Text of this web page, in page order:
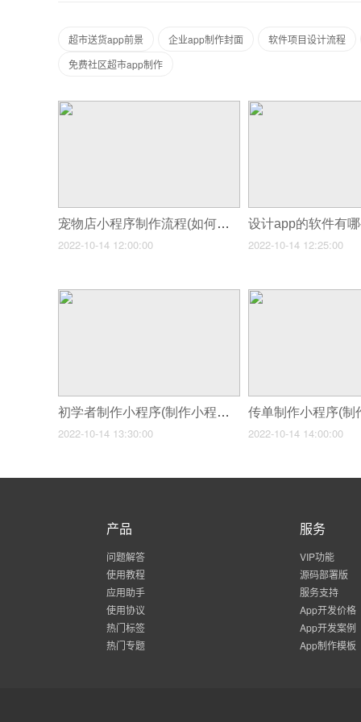
超市送货app前景 企业app制作封面
软件项目设计流程
免费社区超市app制作
宠物店小程序制作流程(如何制作一个宠物店小程序)
2022-10-14 12:00:00
设计app的软件有
2022-10-14 12:25:00
初学者制作小程序(制作小程序流程解析)
2022-10-14 13:30:00 2022-10-14 14:00:00
产品
问题解答
使用教程
应用助手
使用协议
热门标签
热门专题
服务
VIP功能
源码部署版
服务支持
App开发价格
App开发案例
App制作模板